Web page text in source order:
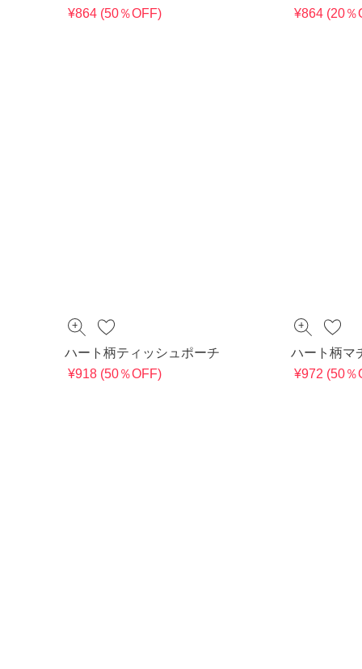
¥864 (50％OFF)
¥864 (20％
ハート柄ティッシュポーチ
¥918 (50％OFF)
ハート柄マ
¥972 (50％